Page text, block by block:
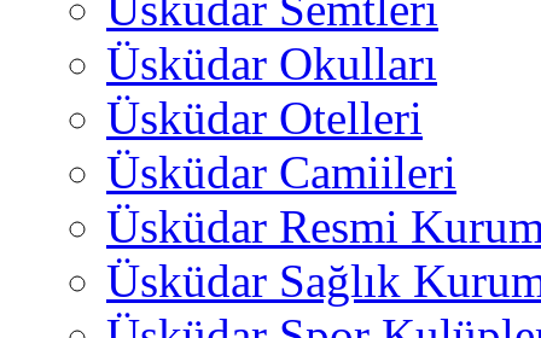
Üsküdar Okulları
Üsküdar Otelleri
Üsküdar Camiileri
Üsküdar Resmi
Üsküdar Sağlık